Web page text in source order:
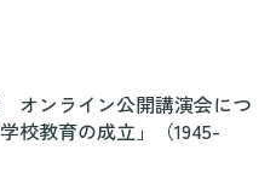
オンライン公開講演会につ
校教育の成立」（1945-